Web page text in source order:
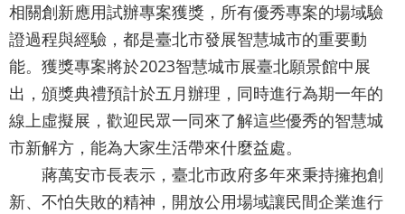
常
見
問
答
台
相關創新應用試辦專案獲獎，所有優秀專案的場域驗
證過程與經驗，都是臺北市發展智慧城市的重要動
能。獲獎專案將於2023智慧城市展臺北願景館中展
出，頒獎典禮預計於五月辦理，同時進行為期一年的
線上虛擬展，歡迎民眾一同來了解這些優秀的智慧城
市新解方，能為大家生活帶來什麼益處。
蔣萬安市長表示，臺北市政府多年來秉持擁抱創
新、不怕失敗的精神，開放公用場域讓民間企業進行